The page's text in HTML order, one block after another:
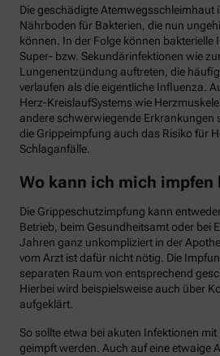
Die geschädigte Atemwegsschleimhaut
Nährboden für Bakterien, die nun
können. In der Folge können bakterielle
Super- bzw. Sekundärinfektionen wie
Lungenentzündung auftreten, die
verlaufen als die eigentliche Influenza.
Herz-KreislaufSystems wie
andere schwerwiegende Erkrankungen
die Grippeimpfung auch das Risiko für
Schlaganfälle.
Wo kann ich mich impfen
Die Grippeschutzimpfung kann
Betrieb, beim Gesundheitsamt oder bei
Jahren ganz unkompliziert in der
vom Arzt ist dafür nicht nötig. Die
separaten Raum von entsprechend
Hierbei wird beispielsweise auch über
aufgeklärt.
So sollte etwa bei akuten Infektionen mit
geimpft werden. Auch auf eine etwaige